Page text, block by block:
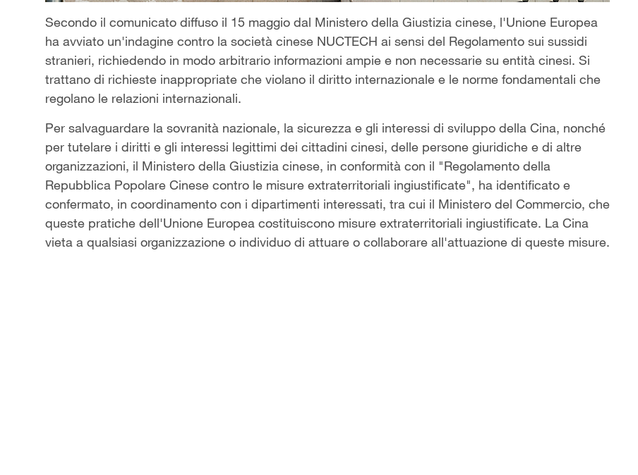
Secondo il comunicato diffuso il 15 maggio dal Ministero della Giustizia cinese, l'Unione Europea
ha avviato un'indagine contro la società cinese NUCTECH ai sensi del Regolamento sui sussidi
stranieri, richiedendo in modo arbitrario informazioni ampie e non necessarie su entità cinesi. Si
trattano di richieste inappropriate che violano il diritto internazionale e le norme fondamentali che
regolano le relazioni internazionali.
Per salvaguardare la sovranità nazionale, la sicurezza e gli interessi di sviluppo della Cina, nonché
per tutelare i diritti e gli interessi legittimi dei cittadini cinesi, delle persone giuridiche e di altre
organizzazioni, il Ministero della Giustizia cinese, in conformità con il "Regolamento della
Repubblica Popolare Cinese contro le misure extraterritoriali ingiustificate", ha identificato e
confermato, in coordinamento con i dipartimenti interessati, tra cui il Ministero del Commercio, che
queste pratiche dell'Unione Europea costituiscono misure extraterritoriali ingiustificate. La Cina
vieta a qualsiasi organizzazione o individuo di attuare o collaborare all'attuazione di queste misure.